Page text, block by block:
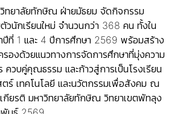
วิทยาลัยทักษิณ ฝ่ายมัธยม จัดกิจกรรม
วนักเรียนใหม่ จำนวนกว่า 368 คน ทั้งใน
ปีที่ 1 และ 4 ปีการศึกษา 2569 พร้อมสร้าง
องด้วยแนวทางการจัดการศึกษาที่มุ่งความ
ควบคู่คุณธรรม และก้าวสู่การเป็นโรงเรียน
ตร์ เทคโนโลยี และนวัตกรรมเพื่อสังคม ณ
เกียรติ มหาวิทยาลัยทักษิณ วิทยาเขตพัทลุง